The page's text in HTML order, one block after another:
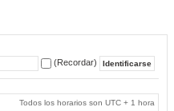
(Recordar)
Todos los horarios son UTC + 1 hora